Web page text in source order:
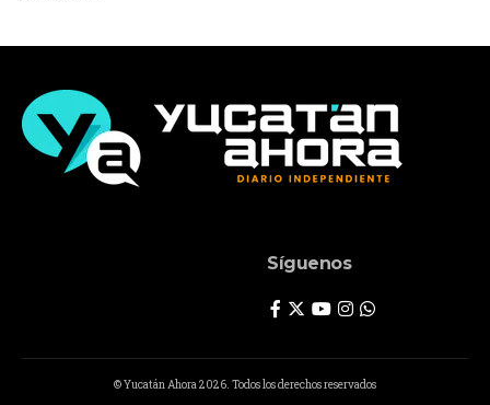
Síguenos
© Yucatán Ahora 2026. Todos los derechos reservados